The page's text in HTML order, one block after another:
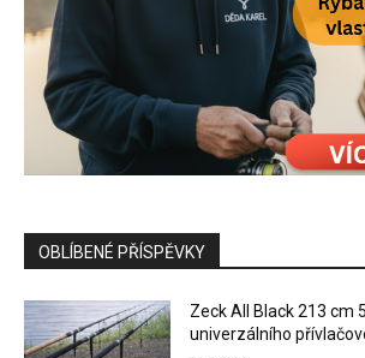
OBLÍBENÉ PŘÍSPĚVKY
Zeck All Black 213 cm
univerzálního